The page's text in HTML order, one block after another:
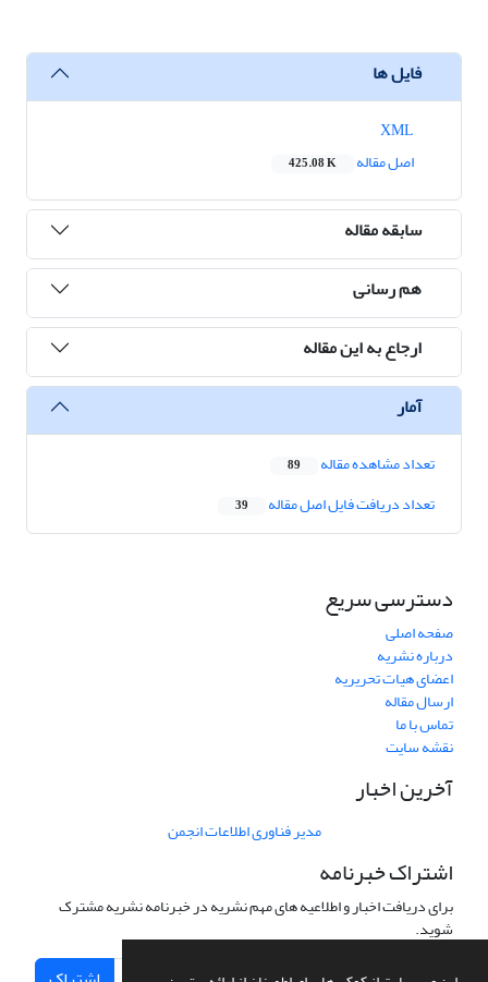
فایل ها
اصل مقاله
425.08 K
سابقه مقاله
هم رسانی
ارجاع به این مقاله
آمار
تعداد مشاهده مقاله 89
تعداد دریافت فایل اصل مقاله 39
دسترسی سریع
صفحه اصلی
درباره نشریه
اعضای هیات تحریریه
ارسال مقاله
تماس با ما
نقشه سایت
آخرین اخبار
مدیر فناوری اطلاعات انجمن
اشتراک خبرنامه
برای دریافت اخبار و اطلاعیه های مهم نشریه در خبرنامه نشریه مشترک
شوید.